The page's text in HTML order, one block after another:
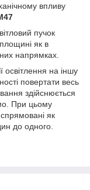
впливу
пучок
як в
напрямках.
освітлення на іншу
повертати весь
здійснюється
При цьому
як
до одного.